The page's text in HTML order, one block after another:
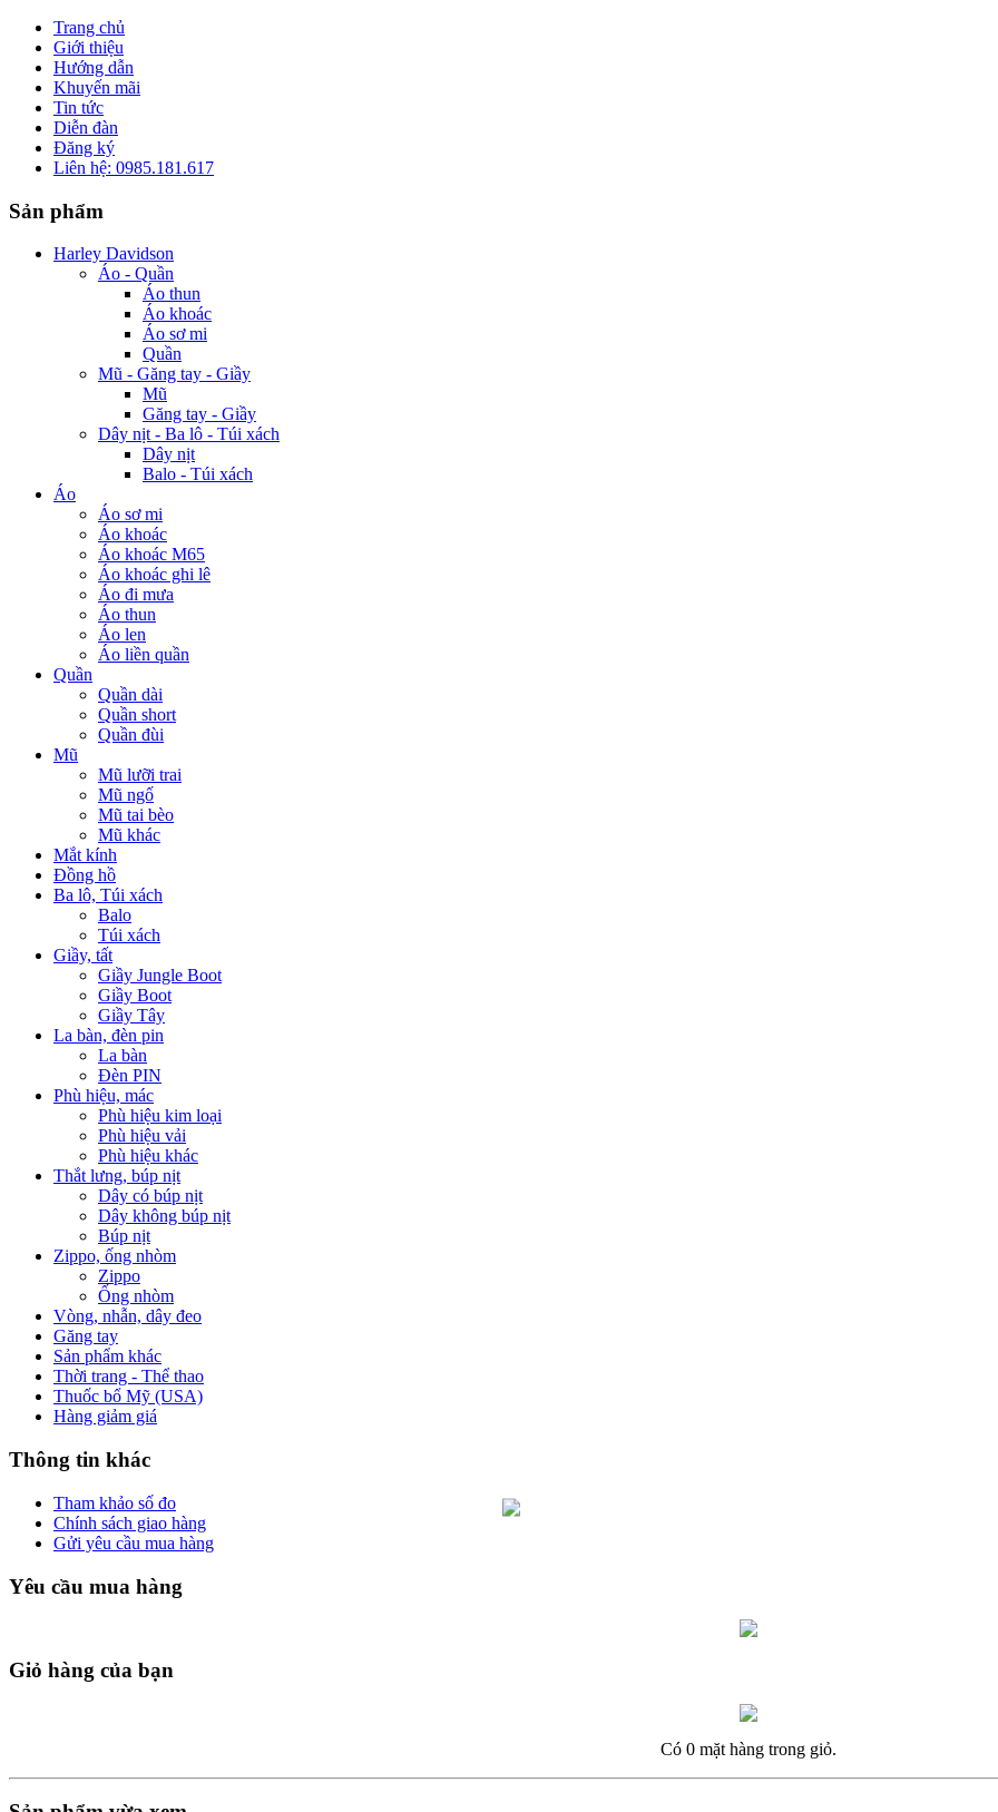
Trang chủ
Giới thiệu
Hướng dẫn
Khuyến mãi
Tin tức
Diễn đàn
Đăng ký
Liên hệ: 0985.181.617
Sản phẩm
Harley Davidson
Áo - Quần
Áo thun
Áo khoác
Áo sơ mi
Quần
Mũ - Găng tay - Giầy
Mũ
Găng tay - Giầy
Dây nịt - Ba lô - Túi xách
Dây nịt
Balo - Túi xách
Áo
Áo sơ mi
Áo khoác
Áo khoác M65
Áo khoác ghi lê
Áo đi mưa
Áo thun
Áo len
Áo liền quần
Quần
Quần dài
Quần short
Quần đùi
Mũ
Mũ lưỡi trai
Mũ ngố
Mũ tai bèo
Mũ khác
Mắt kính
Đồng hồ
Ba lô, Túi xách
Balo
Túi xách
Giầy, tất
Giầy Jungle Boot
Giầy Boot
Giầy Tây
La bàn, đèn pin
La bàn
Đèn PIN
Phù hiệu, mác
Phù hiệu kim loại
Phù hiệu vải
Phù hiệu khác
Thắt lưng, búp nịt
Dây có búp nịt
Dây không búp nịt
Búp nịt
Zippo, ống nhòm
Zippo
Ống nhòm
Vòng, nhẫn, dây đeo
Găng tay
Sản phẩm khác
Thời trang - Thể thao
Thuốc bổ Mỹ (USA)
Hàng giảm giá
Thông tin khác
Tham khảo số đo
Chính sách giao hàng
Gửi yêu cầu mua hàng
Yêu cầu mua hàng
Giỏ hàng của bạn
Có 0 mặt hàng trong giỏ.